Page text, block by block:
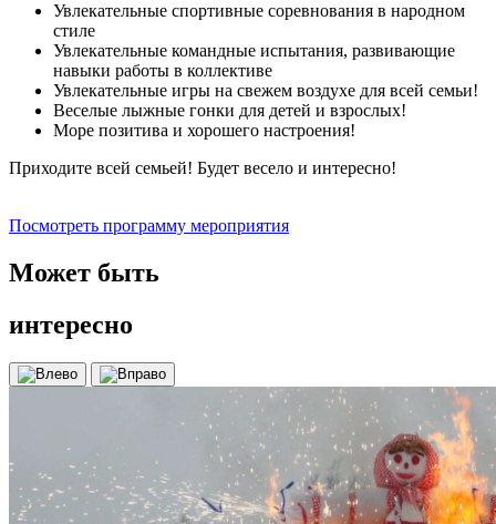
Увлекательные спортивные соревнования в народном
стиле
Увлекательные командные испытания, развивающие
навыки работы в коллективе
Увлекательные игры на свежем воздухе для всей семьи!
Веселые лыжные гонки для детей и взрослых!
Море позитива и хорошего настроения!
Приходите всей семьей! Будет весело и интересно!
Посмотреть программу мероприятия
Может быть
интересно